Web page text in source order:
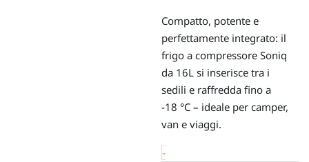
Compatto, potente e
perfettamente integrato: il
frigo a compressore Soniq
da 16L si inserisce tra i
sedili e raffredda fino a
-18 °C – ideale per camper,
van e viaggi.
-Soniq